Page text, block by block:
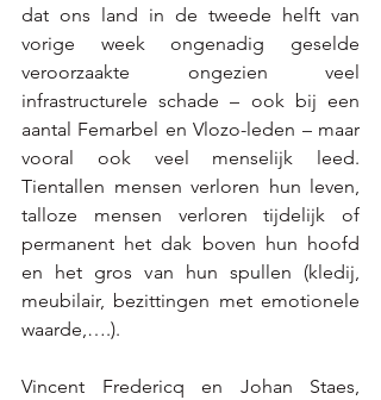
dat ons land in de tweede helft van
vorige week ongenadig geselde
veroorzaakte ongezien veel
infrastructurele schade – ook bij een
aantal Femarbel en Vlozo-leden – maar
vooral ook veel menselijk leed.
Tientallen mensen verloren hun leven,
talloze mensen verloren tijdelijk of
permanent het dak boven hun hoofd
en het gros van hun spullen (kledij,
meubilair, bezittingen met emotionele
waarde,….).
Vincent Fredericq en Johan Staes,